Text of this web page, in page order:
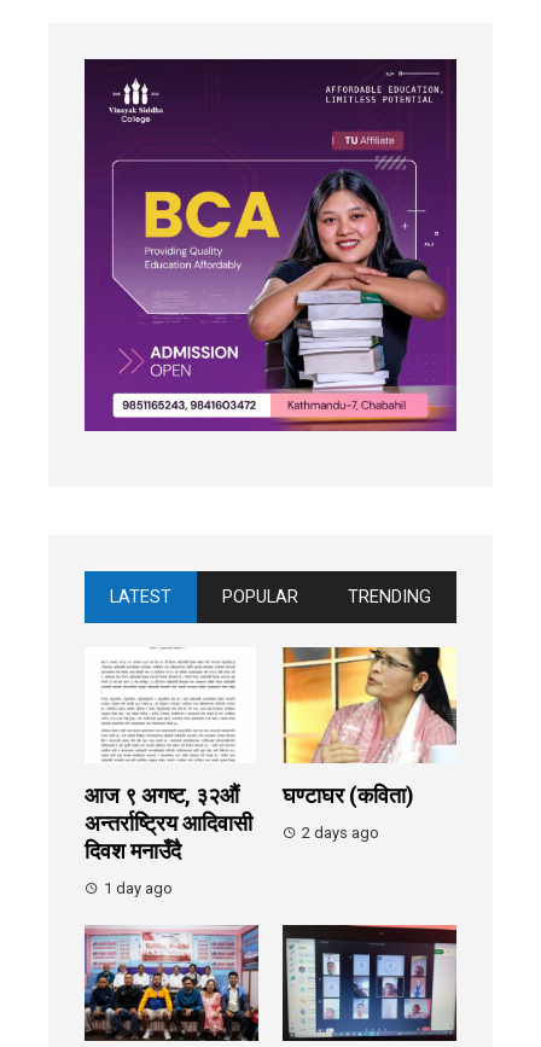
LATEST POPULAR TRENDING
आज ९ अगष्ट, ३२औं
अन्तर्राष्ट्रिय आदिवासी
दिवश मनाउँदै
1 day ago
घण्टाघर (कविता)
2 days ago